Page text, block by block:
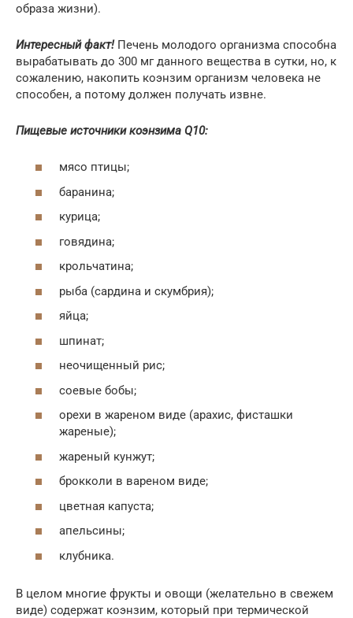
образа жизни).
Интересный факт!Печень молодого организма способна
вырабатывать до 300 мг данного вещества в сутки, но, к
сожалению, накопить коэнзим организм человека не
способен, а потому должен получать извне.
Пищевые источники коэнзима Q10:
мясо птицы;
баранина;
курица;
говядина;
крольчатина;
рыба (сардина и скумбрия);
яйца;
шпинат;
неочищенный рис;
соевые бобы;
орехи в жареном виде (арахис, фисташки
жареные);
жареный кунжут;
брокколи в вареном виде;
цветная капуста;
апельсины;
клубника.
В целом многие фрукты и овощи (желательно в свежем
виде) содержат коэнзим, который при термической